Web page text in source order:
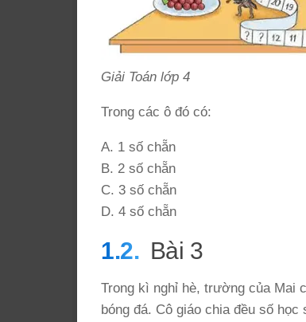
Giải Toán lớp 4
Trong các ô đó có:
A. 1 số chẵn
B. 2 số chẵn
C. 3 số chẵn
D. 4 số chẵn
Bài 3
Trong kì nghỉ hè, trường của Mai
bóng đá. Cô giáo chia đều số